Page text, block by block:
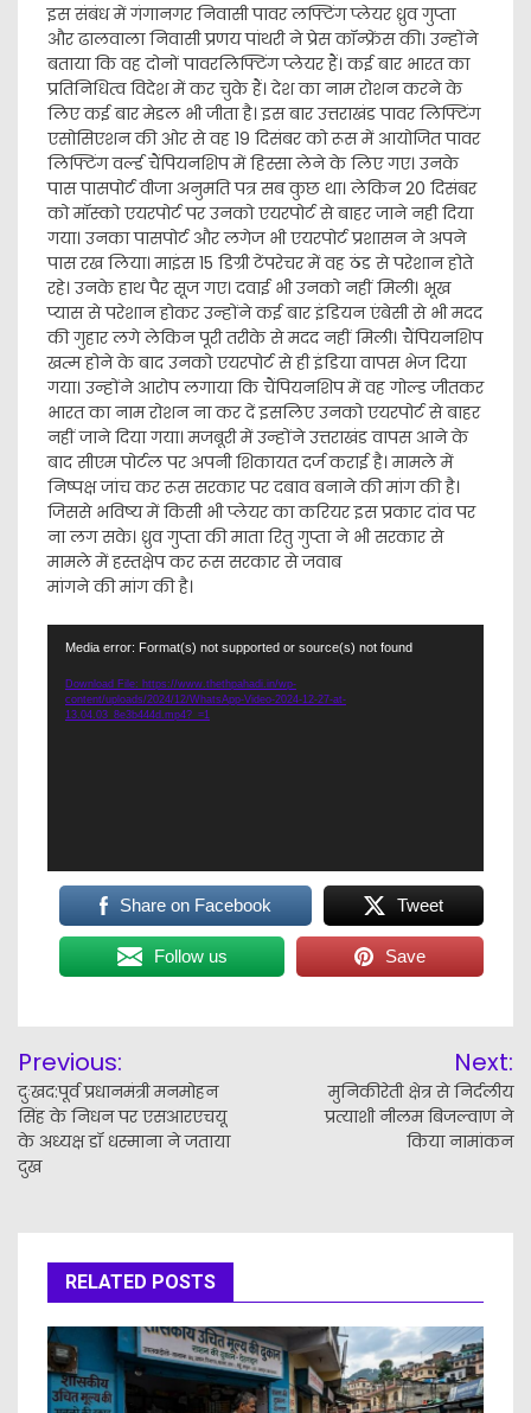
इस संबंध में गंगानगर निवासी पावर लफ्टिंग प्लेयर ध्रुव गुप्ता
और ढालवाला निवासी प्रणय पांथरी ने प्रेस कॉन्फ्रेंस की। उन्होंने
बताया कि वह दोनों पावरलिफ्टिंग प्लेयर हैं। कई बार भारत का
प्रतिनिधित्व विदेश में कर चुके हैं। देश का नाम रोशन करने के
लिए कई बार मेडल भी जीता है। इस बार उत्तराखंड पावर लिफ्टिंग
एसोसिएशन की ओर से वह 19 दिसंबर को रूस में आयोजित पावर
लिफ्टिंग वर्ल्ड चैंपियनशिप में हिस्सा लेने के लिए गए। उनके
पास पासपोर्ट वीजा अनुमति पत्र सब कुछ था। लेकिन 20 दिसंबर
को मॉस्को एयरपोर्ट पर उनको एयरपोर्ट से बाहर जाने नही दिया
गया। उनका पासपोर्ट और लगेज भी एयरपोर्ट प्रशासन ने अपने
पास रख लिया। माइंस 15 डिग्री टेंपरेचर में वह ठंड से परेशान होते
रहे। उनके हाथ पैर सूज गए। दवाई भी उनको नहीं मिली। भूख
प्यास से परेशान होकर उन्होंने कई बार इंडियन एंबेसी से भी मदद
की गुहार लगे लेकिन पूरी तरीके से मदद नहीं मिली। चैंपियनशिप
खत्म होने के बाद उनको एयरपोर्ट से ही इंडिया वापस भेज दिया
गया। उन्होंने आरोप लगाया कि चैंपियनशिप में वह गोल्ड जीतकर
भारत का नाम रोशन ना कर दें इसलिए उनको एयरपोर्ट से बाहर
नहीं जाने दिया गया। मजबूरी में उन्होंने उत्तराखंड वापस आने के
बाद सीएम पोर्टल पर अपनी शिकायत दर्ज कराई है। मामले में
निष्पक्ष जांच कर रूस सरकार पर दबाव बनाने की मांग की है।
जिससे भविष्य में किसी भी प्लेयर का करियर इस प्रकार दांव पर
ना लग सके। ध्रुव गुप्ता की माता रितु गुप्ता ने भी सरकार से
मामले में हस्तक्षेप कर रूस सरकार से जवाब
मांगने की मांग की है।
Player
Media error: Format(s) not supported or source(s) not found
Download File: https://www.thethpahadi.in/wp-
content/uploads/2024/12/WhatsApp-Video-2024-12-27-at-
13.04.03_8e3b444d.mp4?_=1
Share on Facebook Tweet
Follow us Save
navigation
Previous:
दुःखद:पूर्व प्रधानमंत्री मनमोहन
सिंह के निधन पर एसआरएचयू
के अध्यक्ष डॉ धस्माना ने जताया
दुख
Next:
मुनिकीरेती क्षेत्र से निर्दलीय
प्रत्याशी नीलम बिजल्वाण ने
किया नामांकन
RELATED POSTS